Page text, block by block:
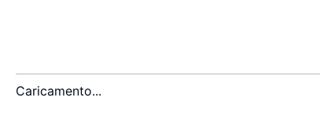
Caricamento...